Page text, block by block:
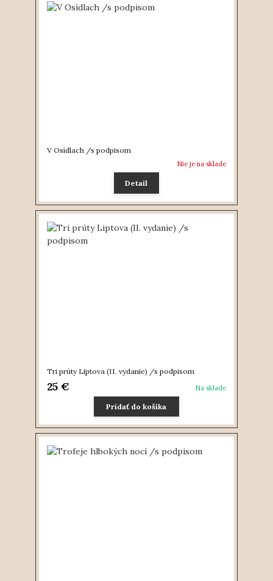
V Osídlach /s podpisom
Nie je na sklade
Detail
Tri prúty Liptova (II. vydanie) /s podpisom
25 € Na sklade
Pridať do košíka